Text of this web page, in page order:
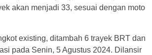
akan menjadi 33, sesuai dengan moto
existing, ditambah 6 trayek BRT dan
pada Senin, 5 Agustus 2024. Dilansir